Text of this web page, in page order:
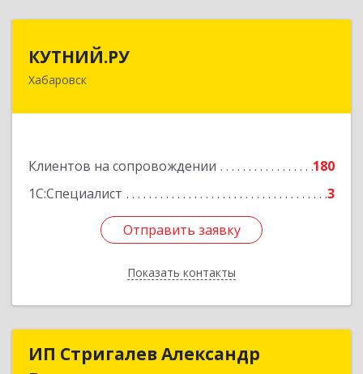
КУТНИЙ.РУ
Хабаровск
Клиентов на сопровождении
180
1С:Специалист
3
Отправить заявку
Показать контакты
680007, Хабаровский край, Хабаровск г,
Отправить заявку
Назад
ИП Стригалев Александр
ИП Стригалев Александр